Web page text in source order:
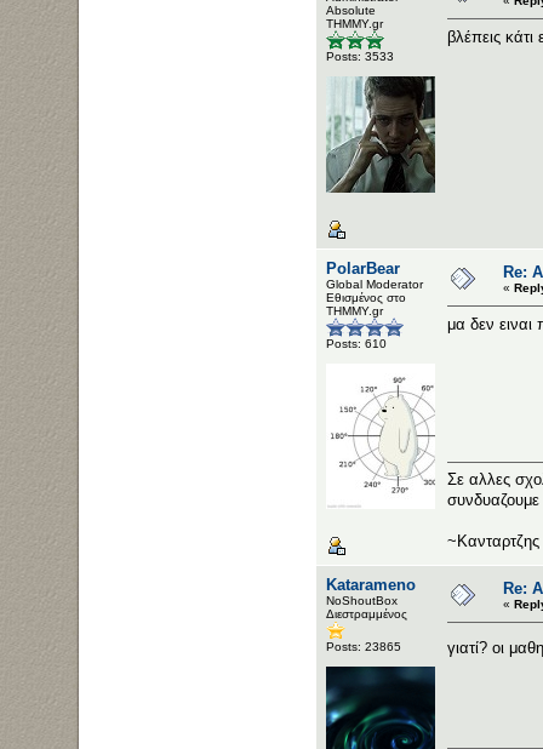
Αbsolute
ΤΗΜΜΥ.gr
Posts: 3533
βλέπεις κάτι
PolarBear
Global Moderator
Εθισμένος στο
ΤΗΜΜΥ.gr
Posts: 610
Re:
«
μα δεν ειναι
Σε αλλες
~Κανταρτζης
Katarameno
NoShoutBox
Διεστραμμένος
Posts: 23865
Re:
«
γιατί? οι